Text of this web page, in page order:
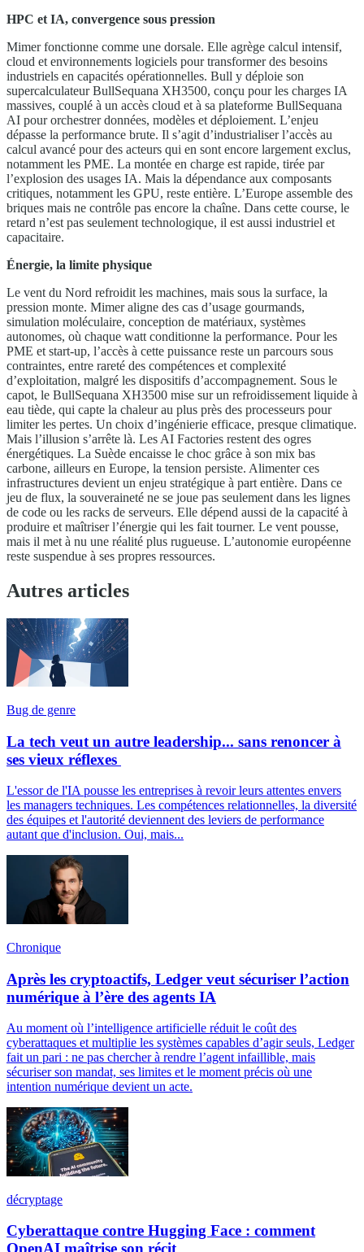
HPC et IA, convergence sous pression
Mimer fonctionne comme une dorsale. Elle agrège calcul intensif,
cloud et environnements logiciels pour transformer des besoins
industriels en capacités opérationnelles. Bull y déploie son
supercalculateur BullSequana XH3500, conçu pour les charges IA
massives, couplé à un accès cloud et à sa plateforme BullSequana
AI pour orchestrer données, modèles et déploiement. L’enjeu
dépasse la performance brute. Il s’agit d’industrialiser l’accès au
calcul avancé pour des acteurs qui en sont encore largement exclus,
notamment les PME. La montée en charge est rapide, tirée par
l’explosion des usages IA. Mais la dépendance aux composants
critiques, notamment les GPU, reste entière. L’Europe assemble des
briques mais ne contrôle pas encore la chaîne. Dans cette course, le
retard n’est pas seulement technologique, il est aussi industriel et
capacitaire.
Énergie, la limite physique
Le vent du Nord refroidit les machines, mais sous la surface, la
pression monte. Mimer aligne des cas d’usage gourmands,
simulation moléculaire, conception de matériaux, systèmes
autonomes, où chaque watt conditionne la performance. Pour les
PME et start-up, l’accès à cette puissance reste un parcours sous
contraintes, entre rareté des compétences et complexité
d’exploitation, malgré les dispositifs d’accompagnement. Sous le
capot, le BullSequana XH3500 mise sur un refroidissement liquide à
eau tiède, qui capte la chaleur au plus près des processeurs pour
limiter les pertes. Un choix d’ingénierie efficace, presque climatique.
Mais l’illusion s’arrête là. Les AI Factories restent des ogres
énergétiques. La Suède encaisse le choc grâce à son mix bas
carbone, ailleurs en Europe, la tension persiste. Alimenter ces
infrastructures devient un enjeu stratégique à part entière. Dans ce
jeu de flux, la souveraineté ne se joue pas seulement dans les lignes
de code ou les racks de serveurs. Elle dépend aussi de la capacité à
produire et maîtriser l’énergie qui les fait tourner. Le vent pousse,
mais il met à nu une réalité plus rugueuse. L’autonomie européenne
reste suspendue à ses propres ressources.
Autres articles
Bug de genre
La tech veut un autre leadership... sans renoncer à
ses vieux réflexes
L'essor de l'IA pousse les entreprises à revoir leurs attentes envers
les managers techniques. Les compétences relationnelles, la diversité
des équipes et l'autorité deviennent des leviers de performance
autant que d'inclusion. Oui, mais...
Chronique
Après les cryptoactifs, Ledger veut sécuriser l’action
numérique à l’ère des agents IA
Au moment où l’intelligence artificielle réduit le coût des
cyberattaques et multiplie les systèmes capables d’agir seuls, Ledger
fait un pari : ne pas chercher à rendre l’agent infaillible, mais
sécuriser son mandat, ses limites et le moment précis où une
intention numérique devient un acte.
décryptage
Cyberattaque contre Hugging Face : comment